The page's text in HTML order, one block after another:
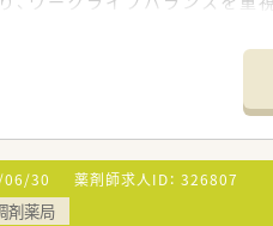
【店舗情報と応需状況について】
■大元駅より車で7分ほどの場
■門前の岡山赤十字病院より
■常時3名から4名の薬剤師体
募集背景と求める人物像につ
広島エリアから応援に来てい
自身の目指すキャリア像を明
30 薬剤師求人ID： 326807
剤薬局